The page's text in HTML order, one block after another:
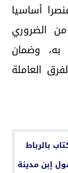
أساسيا
الضروري
به، وضمان
العاملة
إبن مدينة